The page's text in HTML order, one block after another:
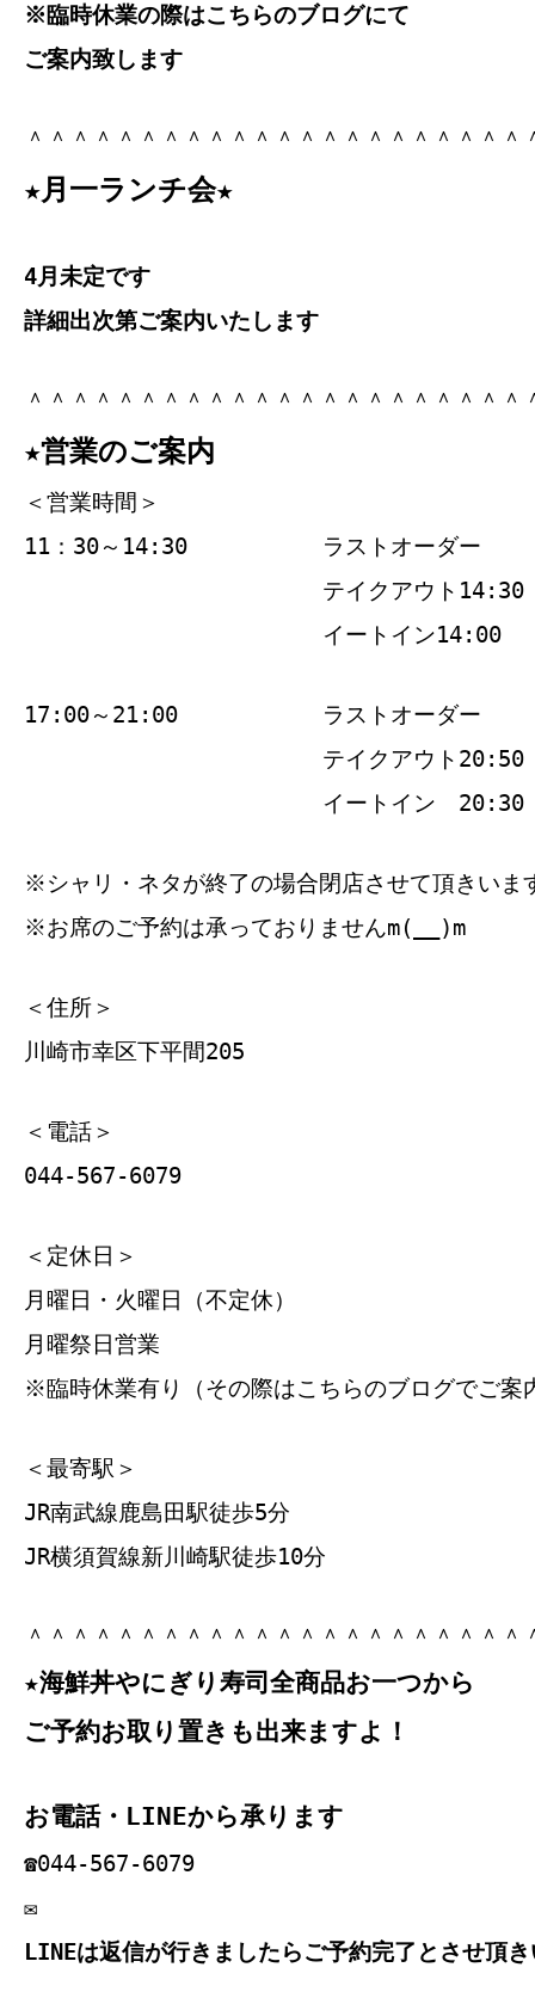
※臨時休業の際はこちらのブログにて
ご案内致します
＾＾＾＾＾＾＾＾＾＾＾＾＾＾＾＾＾＾＾＾＾
★月一ランチ会★
4月未定です
詳細出次第ご案内いたします
＾＾＾＾＾＾＾＾＾＾＾＾＾＾＾＾＾＾＾＾＾
★営業のご案内
＜営業時間＞
11：30～14:30
ラストオーダー
テイクアウト14:30
イートイン14:00
17:00～21:00
ラストオーダー
テイクアウト20:50
イートイン 20:30
※シャリ・ネタが終了の場合閉店させて頂きいま
※お席のご予約は承っておりませんm(__)m
＜住所＞
川崎市幸区下平間205
＜電話＞
044-567-6079
＜定休日＞
月曜日・火曜日（不定休）
月曜祭日営業
※臨時休業有り（その際はこちらのブログでご案
＜最寄駅＞
JR南武線鹿島田駅徒歩5分
JR横須賀線新川崎駅徒歩10分
＾＾＾＾＾＾＾＾＾＾＾＾＾＾＾＾＾＾＾＾＾
★海鮮丼やにぎり寿司全商品お一つから
ご予約お取り置きも出来ますよ！
お電話・LINEから承ります
☎044‐567‐6079
✉
LINEは返信が行きましたらご予約完了とさせ頂